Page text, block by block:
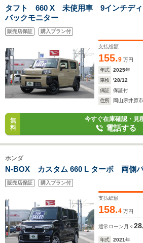
タフト 660 X 未使用車 9インチディ
バックモニター
販売店保証 購入プラン付
支払総額
155.9 万円
年式
2025年
車検
'28/12
保証
保証付
住所
岡山県井原市
無
料
今すぐ在庫確認・見
電話する
ホンダ
N-BOX カスタム 660 L ターボ 両側
販売店保証 購入プラン付
支払総額
158.4 万円
通常ローン 月々
年式 2021年